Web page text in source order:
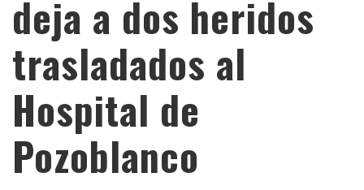
deja a dos heridos
trasladados al
Hospital de
Pozoblanco